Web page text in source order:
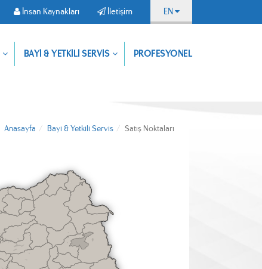
İnsan Kaynakları İletişim EN
BAYİ & YETKİLİ SERVİS PROFESYONEL
Anasayfa Bayi & Yetkili Servis Satış Noktaları